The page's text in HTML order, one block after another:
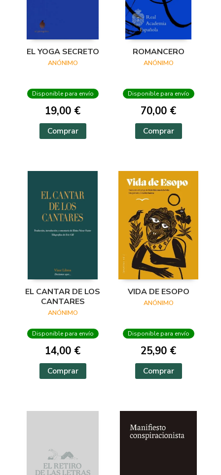
EL YOGA SECRETO
ANÓNIMO
Disponible para envío
19,00 €
Comprar
ROMANCERO
ANÓNIMO
Disponible para envío
70,00 €
Comprar
EL CANTAR DE LOS
CANTARES
ANÓNIMO
Disponible para envío
14,00 €
Comprar
VIDA DE ESOPO
ANÓNIMO
Disponible para envío
25,90 €
Comprar